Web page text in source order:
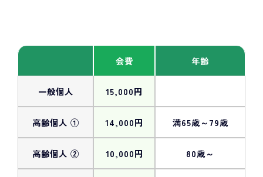
会費 年齢
一般個人 15,000円
高齢個人 ① 14,000円 満65歳～79歳
高齢個人 ② 10,000円 80歳～